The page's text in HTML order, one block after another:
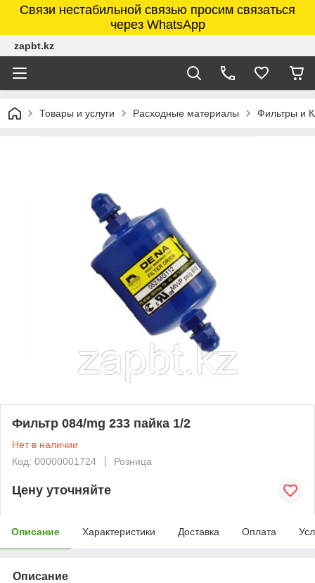
Связи нестабильной связью просим связаться
через WhatsApp
zapbt.kz
Товары и услуги Расходные материалы Фильтры и
Фильтр 084/mg 233 пайка 1/2
Нет в наличии
Код: 00000001724
Розница
Цену уточняйте
Описание Характеристики Доставка Оплата
Описание